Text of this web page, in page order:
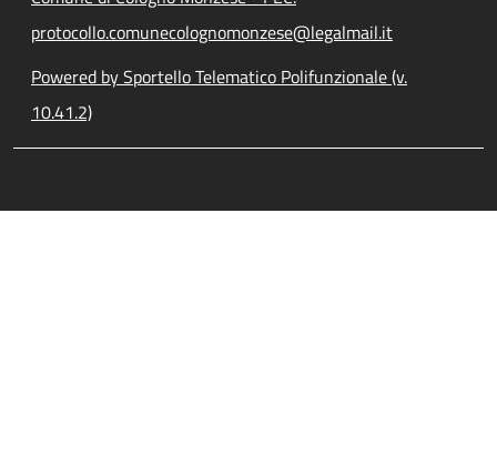
protocollo.comunecolognomonzese@legalmail.it
Powered by Sportello Telematico Polifunzionale (v.
10.41.2)